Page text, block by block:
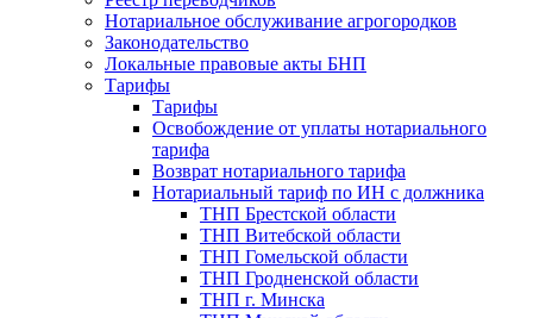
Нотариальное обслуживание агрогородков
Законодательство
Локальные правовые акты БНП
Тарифы
Тарифы
Освобождение от уплаты нотариального
тарифа
Возврат нотариального тарифа
Нотариальный тариф по ИН с должника
ТНП Брестской области
ТНП Витебской области
ТНП Гомельской области
ТНП Гродненской области
ТНП г. Минска